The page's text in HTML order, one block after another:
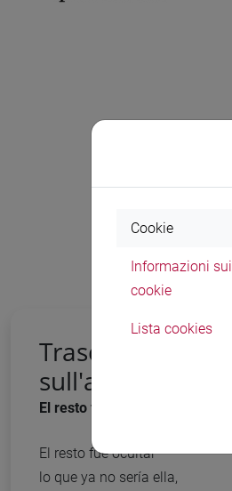
Trascrizione ai
sull'accessibilità
El resto fue ocultar
El resto fue ocultar
lo que ya no sería ella,
Cookie
Informazioni sui
cookie
Lista cookies